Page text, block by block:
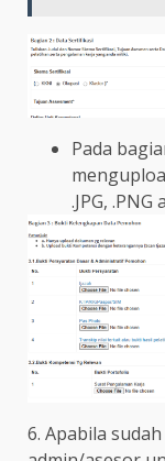
Pada
.JPG,
6. Apabila